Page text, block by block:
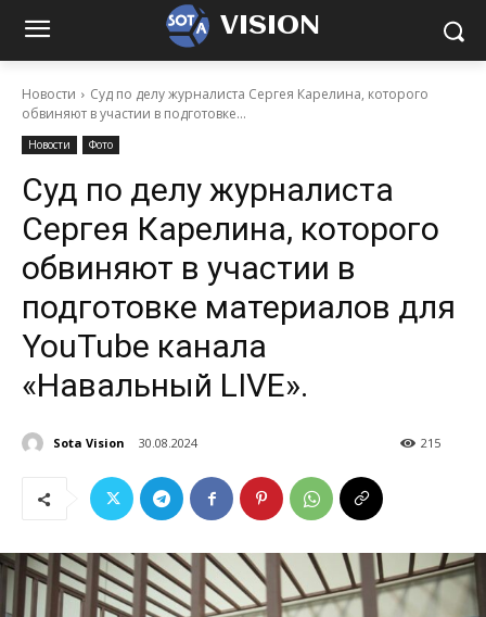
VISION
Новости
Суд по делу журналиста Сергея Карелина, которого
обвиняют в участии в подготовке...
Новости Фото
Суд по делу журналиста
Сергея Карелина, которого
обвиняют в участии в
подготовке материалов для
YouTube канала
«Навальный LIVE».
Sota Vision 30.08.2024 215